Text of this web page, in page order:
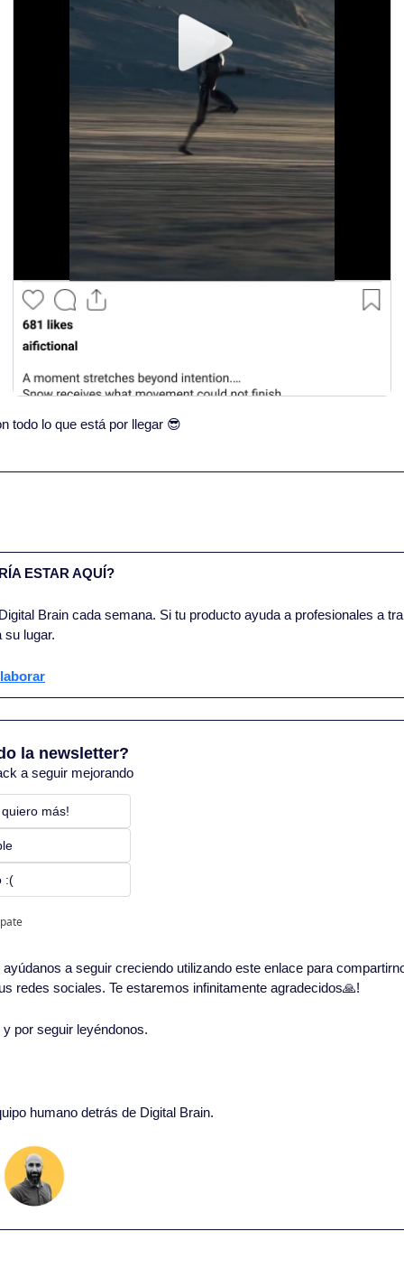
todo lo que está por llegar 😎
ESTAR AQUÍ?
Brain cada semana. Si tu producto ayuda a profesionales a
su lugar.
la newsletter?
a seguir mejorando
más!
:(
a seguir creciendo utilizando este enlace para
redes sociales. Te estaremos infinitamente agradecidos🙏!
por seguir leyéndonos.
humano detrás de Digital Brain.